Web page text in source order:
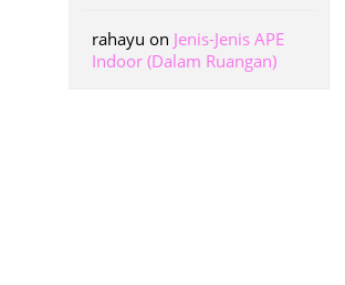
rahayu on Jenis-Jenis APE
Indoor (Dalam Ruangan)